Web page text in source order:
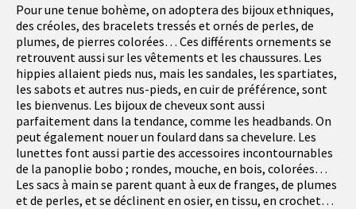
Pour une tenue bohème, on adoptera des bijoux ethniques,
des créoles, des bracelets tressés et ornés de perles, de
plumes, de pierres colorées… Ces différents ornements se
retrouvent aussi sur les vêtements et les chaussures. Les
hippies allaient pieds nus, mais les sandales, les spartiates,
les sabots et autres nus-pieds, en cuir de préférence, sont
les bienvenus. Les bijoux de cheveux sont aussi
parfaitement dans la tendance, comme les headbands. On
peut également nouer un foulard dans sa chevelure. Les
lunettes font aussi partie des accessoires incontournables
de la panoplie bobo ; rondes, mouche, en bois, colorées…
Les sacs à main se parent quant à eux de franges, de plumes
et de perles, et se déclinent en osier, en tissu, en crochet…